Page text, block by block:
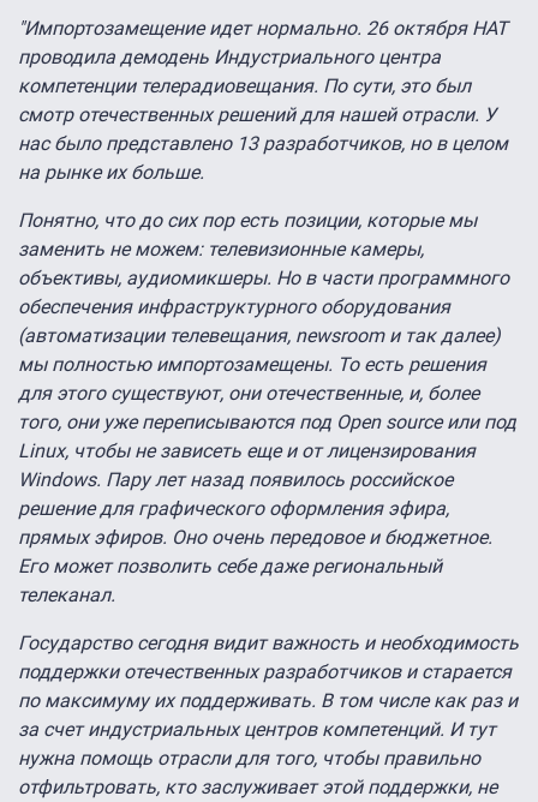
"Импортозамещение идет нормально. 26 октября НАТ
проводила демодень Индустриального центра
компетенции телерадиовещания. По сути, это был
смотр отечественных решений для нашей отрасли. У
нас было представлено 13 разработчиков, но в целом
на рынке их больше.
Понятно, что до сих пор есть позиции, которые мы
заменить не можем: телевизионные камеры,
объективы, аудиомикшеры. Но в части программного
обеспечения инфраструктурного оборудования
(автоматизации телевещания, newsroom и так далее)
мы полностью импортозамещены. То есть решения
для этого существуют, они отечественные, и, более
того, они уже переписываются под Open source или под
Linux, чтобы не зависеть еще и от лицензирования
Windows. Пару лет назад появилось российское
решение для графического оформления эфира,
прямых эфиров. Оно очень передовое и бюджетное.
Его может позволить себе даже региональный
телеканал.
Государство сегодня видит важность и необходимость
поддержки отечественных разработчиков и старается
по максимуму их поддерживать. В том числе как раз и
за счет индустриальных центров компетенций. И тут
нужна помощь отрасли для того, чтобы правильно
отфильтровать, кто заслуживает этой поддержки, не